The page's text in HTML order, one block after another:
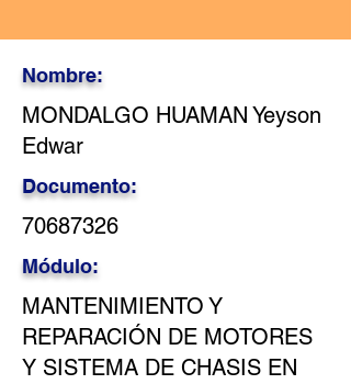
Nombre:
MONDALGO HUAMAN Yeyson
Edwar
Documento:
70687326
Módulo:
MANTENIMIENTO Y
REPARACIÓN DE MOTORES
Y SISTEMA DE CHASIS EN